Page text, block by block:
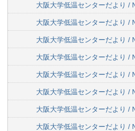
大阪大学低温センターだより /
大阪大学低温センターだより /
大阪大学低温センターだより /
大阪大学低温センターだより /
大阪大学低温センターだより /
大阪大学低温センターだより /
大阪大学低温センターだより /
大阪大学低温センターだより /